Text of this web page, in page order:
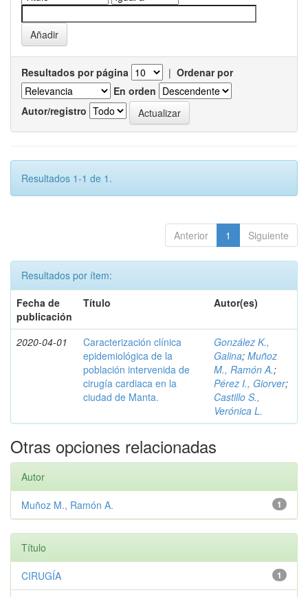
Resultados por página | Ordenar por
En orden
Autor/registro
Resultados 1-1 de 1.
Anterior 1 Siguiente
Resultados por ítem:
Fecha de
publicación
Título Autor(es)
2020-04-01
Caracterización clínica
epidemiológica de la
población intervenida de
cirugía cardiaca en la
ciudad de Manta.
González K.,
Galina; Muñoz
M., Ramón A.;
Pérez I., Giorver;
Castillo S.,
Verónica L.
Otras opciones relacionadas
Autor
1
Muñoz M., Ramón A.
Título
1
CIRUGÍA